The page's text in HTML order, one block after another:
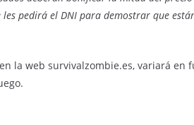
pedirá el DNI para demostrar que
la web survivalzombie.es, variará en